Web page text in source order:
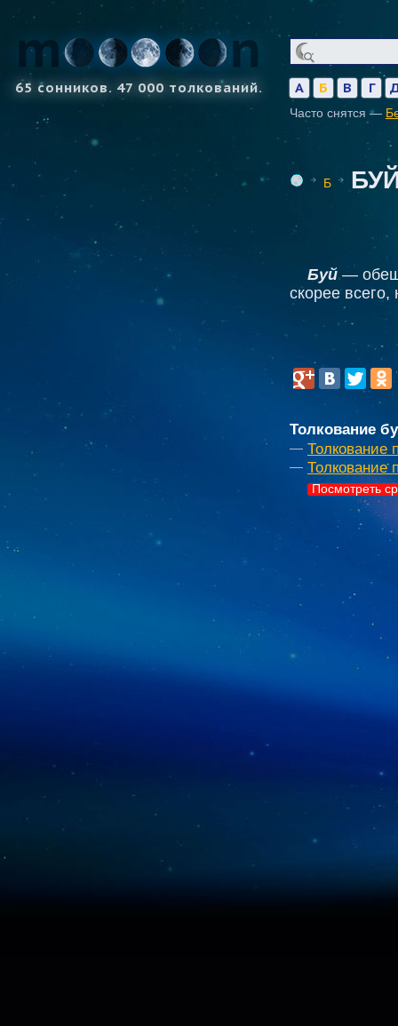
65 сонников. 47 000 толкований. А Б В Г
Часто снятся —
Б
Буй—
скорее всего,
Толкование
Толкование
Толкование
Посмотреть